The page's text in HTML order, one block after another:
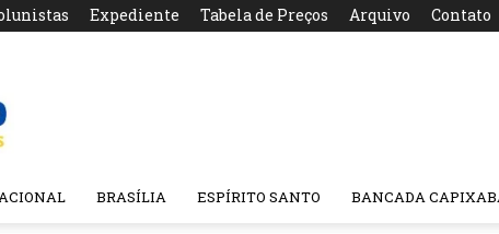
Expediente Tabela de Preços Arquivo Contato
BRASÍLIA ESPÍRITO SANTO BANCADA